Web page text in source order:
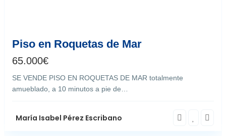
Piso en Roquetas de Mar
65.000€
SE VENDE PISO EN ROQUETAS DE MAR totalmente
amueblado, a 10 minutos a pie de…
María Isabel Pérez Escribano